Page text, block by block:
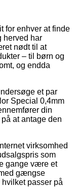
for enhver at finde
herved har
nødt til at
– til børn og
og endda
et par
Special 0,4mm
din
at antage den
virksomhed
som
gange være et
gængse
passer på